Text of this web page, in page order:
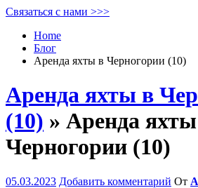
Связаться с нами >>>
Home
Блог
Аренда яхты в Черногории (10)
Аренда яхты в
(10) » Аренда
Черногории (10)
05.03.2023 Добавить комментарий От